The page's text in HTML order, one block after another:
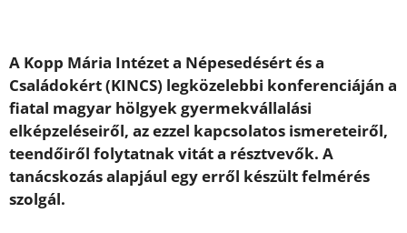
A Kopp Mária Intézet a Népesedésért és a
Családokért (KINCS) legközelebbi konferenciáján a
fiatal magyar hölgyek gyermekvállalási
elképzeléseiről, az ezzel kapcsolatos ismereteiről,
teendőiről folytatnak vitát a résztvevők. A
tanácskozás alapjául egy erről készült felmérés
szolgál.